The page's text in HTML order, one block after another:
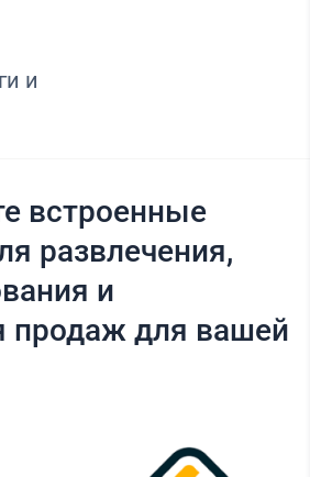
и
встроенные
развлечения,
и
продаж для вашей